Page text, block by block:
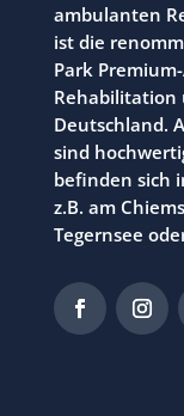
ambulanten
ist die
Park
Rehabilitation
Deutschland.
sind
befinden sich
z.B. am
Tegernsee